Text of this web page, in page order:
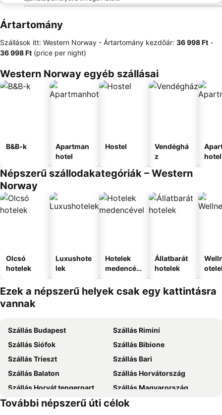
Ártartomány
Szállások itt: Western Norway - Ártartomány kezdőár: ‎36 998 Ft -
‎36 998 Ft (price per night)
Western Norway egyéb szállásai
B&B-k
Apartman
hotel
Hostel
Vendéghá
z
hotel
Népszerű szállodakategóriák – Western
Norway
Olcsó
hotelek
Luxushote
lek
Hotelek
medencév
Állatbarát
hotelek
Ezek a népszerű helyek csak egy kattintásra
vannak
Szállás Budapest
Szállás Rimini
Szállás Siófok
Szállás Bibione
Szállás Trieszt
Szállás Bari
Szállás Balaton
Szállás Horvátország
Szállás Horvát tengerpart
Szállás Magyarország
Szállás Zakynthos
Szállás Mallorca
További népszerű úti célok